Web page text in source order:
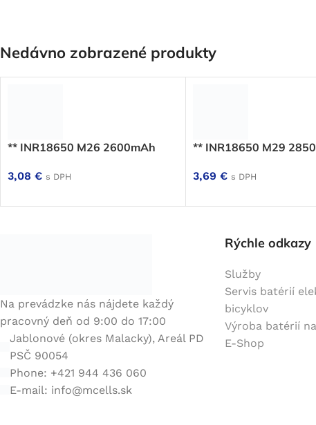
Nedávno zobrazené produkty
** INR18650 M26 2600mAh
3,08 € s DPH
** INR18650 M29
3,69€ s DPH
Na prevádzke nás nájdete každý
pracovný deň od 9:00 do 17:00
Jablonové (okres Malacky), Areál PD
PSČ 90054
Phone: +421 944 436 060
E-mail: info@mcells.sk
Rýchle odkazy
Služby
Servis batérií
bicyklov
Výroba batérií
E-Shop